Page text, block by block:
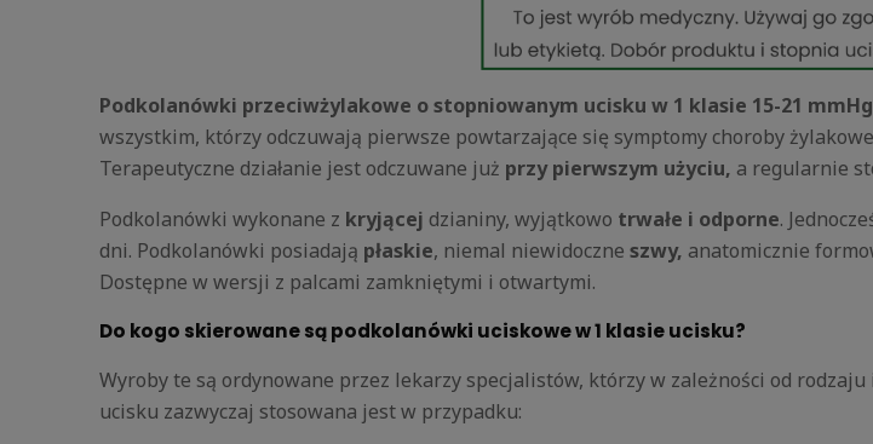
Podkolanówki przeciwżylakowe o stopniowanym ucisku w 1 klasie 15-21
wszystkim, którzy odczuwają pierwsze powtarzające się symptomy choroby
Terapeutyczne działanie jest odczuwane już przy pierwszym użyciu, a regularnie
Podkolanówki wykonane z kryjącej dzianiny, wyjątkowo trwałe i odporne.
dni. Podkolanówki posiadają płaskie, niemal niewidoczne szwy, anatomicznie
Dostępne w wersji z palcami zamkniętymi i otwartymi.
Do kogo skierowane są podkolanówki uciskowe w 1 klasie ucisku?
Wyroby te są ordynowane przez lekarzy specjalistów, którzy w zależności od
ucisku zazwyczaj stosowana jest w przypadku: